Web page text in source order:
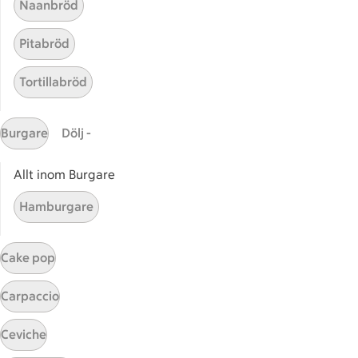
Utvalda leverantörer
Annonsera
Jobba på ICA
Hållbarhet
ICA Stiftelsen
En god morgondag
Reklamera
Spärra eller beställ nytt ICA-kort
Behandling av personuppgifter
Hantera cookies
Naanbröd
Pitabröd
Tortillabröd
Burgare Dölj -
Allt inom Burgare
Hamburgare
Cake pop
Carpaccio
Ceviche